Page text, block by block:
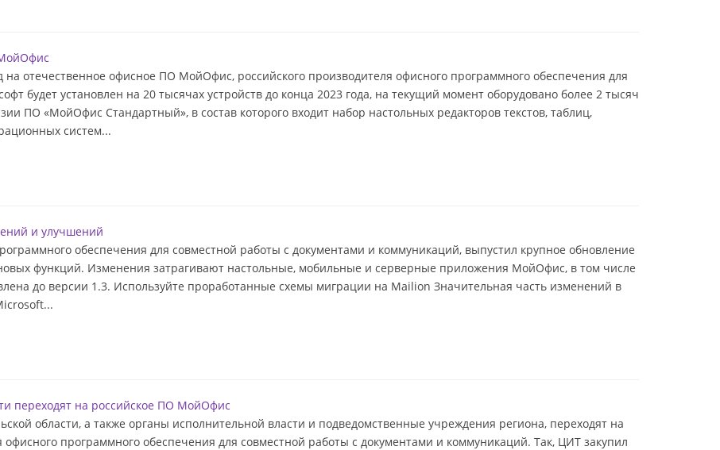
отечественное офисное ПО МойОфис, российского производителя офисного программного обеспечения для
будет установлен на 20 тысячах устройств до конца 2023 года, на текущий момент оборудовано более 2 тысяч
ПО «МойОфис Стандартный», в состав которого входит набор настольных редакторов текстов, таблиц,
систем...
и улучшений
обеспечения для совместной работы с документами и коммуникаций, выпустил крупное обновление
функций. Изменения затрагивают настольные, мобильные и серверные приложения МойОфис, в том числе
до версии 1.3. Используйте проработанные схемы миграции на Mailion Значительная часть изменений в
переходят на российское ПО МойОфис
области, а также органы исполнительной власти и подведомственные учреждения региона, переходят на
программного обеспечения для совместной работы с документами и коммуникаций. Так, ЦИТ закупил